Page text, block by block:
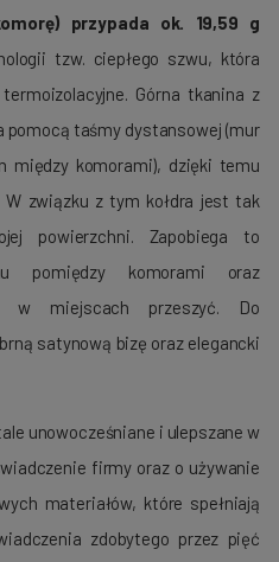
przypada ok. 19,59 g
tzw. ciepłego szwu, która
Górna tkanina z
pomocą taśmy dystansowej (mur
między komorami), dzięki temu
związku z tym kołdra jest tak
powierzchni. Zapobiega to
pomiędzy komorami oraz
w miejscach przeszyć. Do
satynową bizę oraz elegancki
unowocześniane i ulepszane w
firmy oraz o używanie
materiałów, które spełniają
zdobytego przez pięć